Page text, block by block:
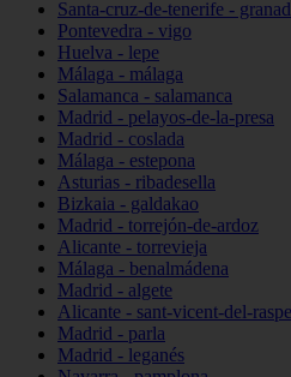
Santa-cruz-de-tenerife -
Pontevedra - vigo
Huelva - lepe
Málaga - málaga
Salamanca - salamanca
Madrid - pelayos-de-la-presa
Madrid - coslada
Málaga - estepona
Asturias - ribadesella
Bizkaia - galdakao
Madrid - torrejón-de-ardoz
Alicante - torrevieja
Málaga - benalmádena
Madrid - algete
Alicante - sant-vicent-del-
Madrid - parla
Madrid - leganés